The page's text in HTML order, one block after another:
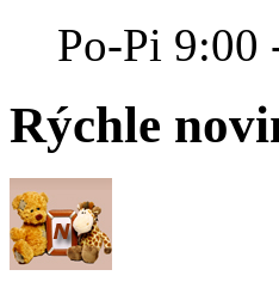
Po-Pi 9:00
Rýchle